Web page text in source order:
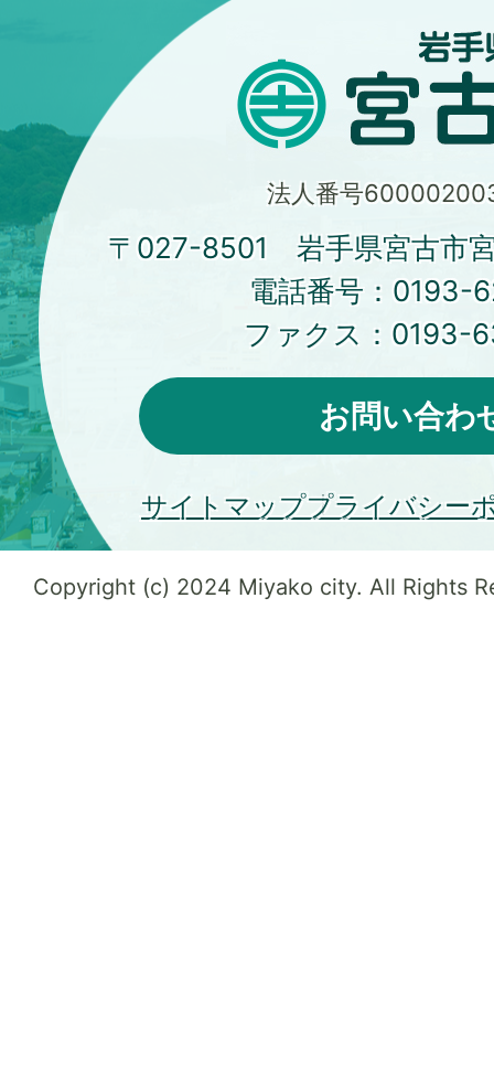
法人番号
〒027-8501 岩手県宮古市
電話番号： 0193-
ファクス： 0193-
お問い合わ
サイトマッププライバシー
Copyright (c) 2024 Miyako city. All Rights